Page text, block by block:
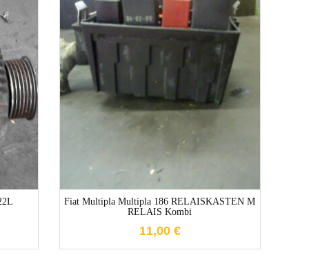
Fiat Multipla Multipla 186 RELAISKASTEN M
RELAIS Kombi
11,00 €
1-3 Werktage